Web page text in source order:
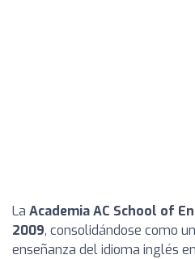
La Academia AC School of
2009, consolidándose como
enseñanza del idioma inglés